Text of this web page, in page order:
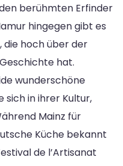
berühmten Erfinder
hingegen gibt es
die hoch über der
hat.
wunderschöne
sich in ihrer Kultur,
Mainz für
Küche bekannt
de l’Artisanat